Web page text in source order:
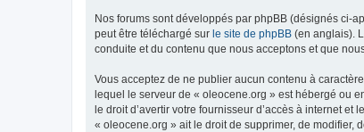
Nos forums sont développés par phpBB (désignés ci-
peut être téléchargé sur le site de phpBB (en anglais).
conduite et du contenu que nous acceptons et que
Vous acceptez de ne publier aucun contenu à
lequel le serveur de « oleocene.org » est hébergé ou
le droit d’avertir votre fournisseur d’accès à internet et
« oleocene.org » ait le droit de supprimer, de modifier,